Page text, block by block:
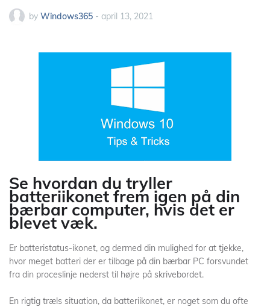
by Windows365 - april 13, 2021
Se hvordan du tryller
batteriikonet frem igen på din
bærbar computer, hvis det er
blevet væk.
Er batteristatus-ikonet, og dermed din mulighed for at tjekke,
hvor meget batteri der er tilbage på din bærbar PC forsvundet
fra din proceslinje nederst til højre på skrivebordet.
En rigtig træls situation, da batteriikonet, er noget som du ofte